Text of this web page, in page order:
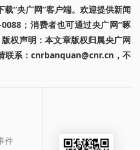
“央广网”客户端。欢迎提供新闻
；消费者也可通过央广网“啄
权声明：本文章版权归属央广网
联系：cnrbanquan@cnr.cn，不
件